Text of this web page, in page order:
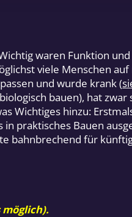
waren Funktion und
viele Menschen
und wurde krank (
bauen), hat zwar
Wichtiges hinzu:
praktisches Bauen
bahnbrechend für